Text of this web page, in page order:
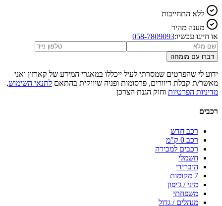
ללא התחייבות
מענה מהיר
או חייגו עכשיו:058-7809093
דברו עם מומחה
ידוע לי שהפרטים שמסרתי לעיל ייכללו במאגרי המידע של קארזון ואני
מאשר/ת קבלת דיוורים, פרסומות ופניה שיווקית בהתאם לתנאי השימוש,
מדיניות הפרטיות וחוק הגנת הצרכן
רכבים
רכב חדש
רכב 0 ק"מ
רכבים למכירה
חשמלי
היברידי
7 מקומות
מיני / ג'יפון
משפחתי
מנהלים / גדול